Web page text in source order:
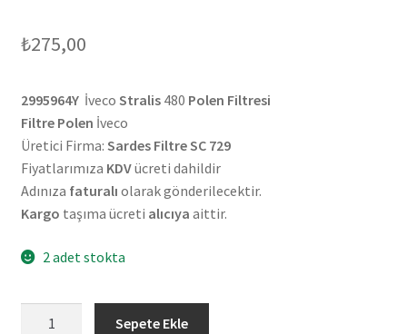
₺275,00
2995964Yİveco Stralis480 Polen Filtresi
Filtre Polen İveco
Üretici Firma: Sardes Filtre SC 729
Fiyatlarımıza KDVücreti dahildir
Adınıza faturalı olarak gönderilecektir.
Kargo taşıma ücreti alıcıya aittir.
2 adet stokta
Sepete Ekle